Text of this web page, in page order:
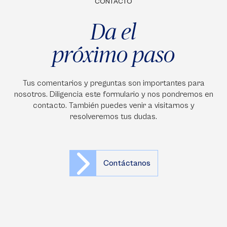
Da el
próximo paso
Tus comentarios y preguntas son importantes para
nosotros. Diligencia este formulario y nos pondremos en
contacto. También puedes venir a visitarnos y
resolveremos tus dudas.
Contáctanos